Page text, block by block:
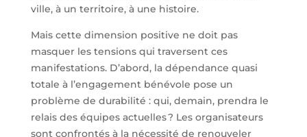
ville, à un territoire, à une histoire.
Mais cette dimension positive ne doit pas
masquer les tensions qui traversent ces
manifestations. D’abord, la dépendance quasi
totale à l’engagement bénévole pose un
problème de durabilité : qui, demain, prendra le
relais des équipes actuelles ? Les organisateurs
sont confrontés à la nécessité de renouveler